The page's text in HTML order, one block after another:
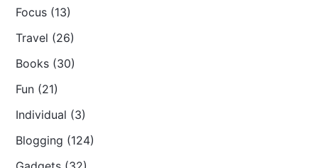
Focus (13)
Travel (26)
Books (30)
Fun (21)
Individual (3)
Blogging (124)